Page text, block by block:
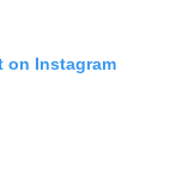
on Instagram